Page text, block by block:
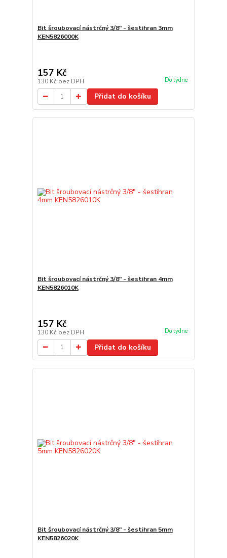
Bit šroubovací nástrčný 3/8" - šestihran 3mm
KEN5826000K
157 Kč
130 Kč bez DPH Do týdne
Přidat do košíku
Bit šroubovací nástrčný 3/8" - šestihran 4mm
KEN5826010K
157 Kč
130 Kč bez DPH Do týdne
Přidat do košíku
Bit šroubovací nástrčný 3/8" - šestihran 5mm
KEN5826020K